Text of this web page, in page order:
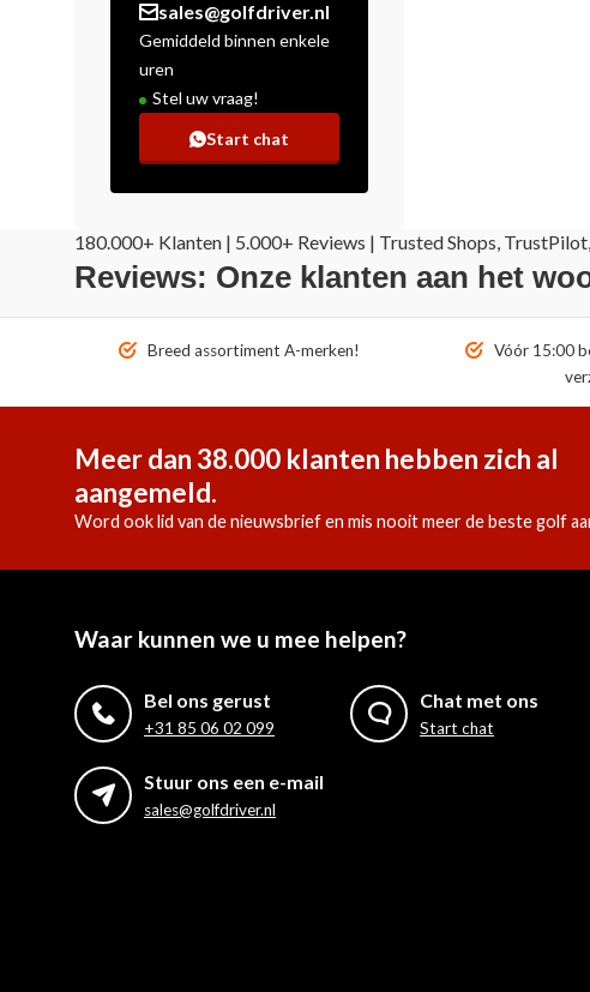
sales@golfdriver.nl
Gemiddeld binnen enkele
uren
Stel uw vraag!
Start chat
180.000+ Klanten | 5.000+ Reviews | Trusted Shops,
Reviews: Onze klanten aan het
Breed assortiment A-merken!
Vóór 15:00
Meer dan 38.000 klanten hebben zich al
aangemeld.
Word ook lid van de nieuwsbrief en mis nooit meer de beste golf
Waar kunnen we u mee helpen?
Bel ons gerust
+31 85 06 02 099
Chat met ons
Start chat
Stuur ons een e-mail
sales@golfdriver.nl